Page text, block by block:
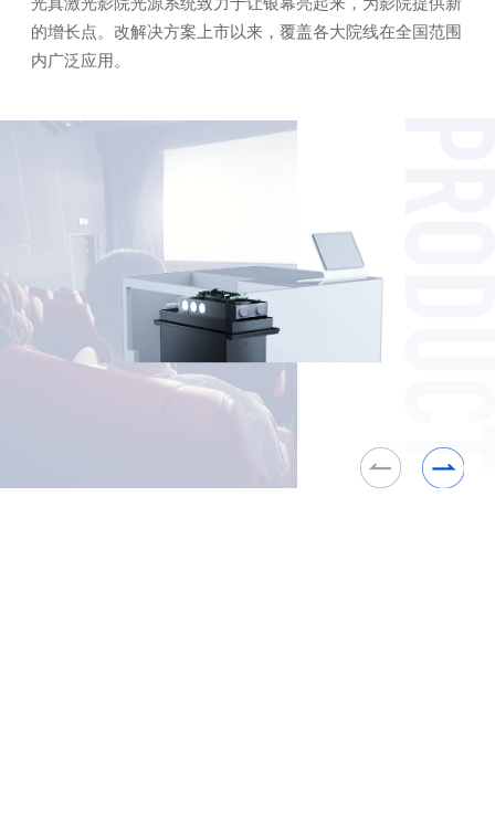
的增长点。改解决方案上市以来，覆盖各大院线在全国范围
内广泛应用。